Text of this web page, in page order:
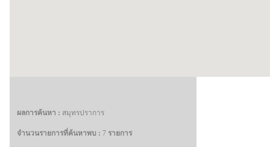
ผลการค้นหา : สมุทรปราการ
จำนวนรายการที่ค้นหาพบ : 7 รายการ